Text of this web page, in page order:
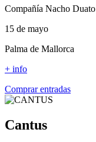
Compañía Nacho Duato
15 de mayo
Palma de Mallorca
+ info
Comprar entradas
Cantus